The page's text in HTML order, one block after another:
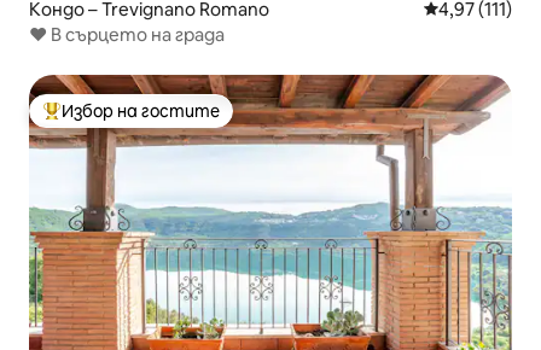
Кондо – Trevignano Romano Средна
4,97 (111)
❤️ В сърцето на града
Най-популярен избор на гостите
Избор на гостите